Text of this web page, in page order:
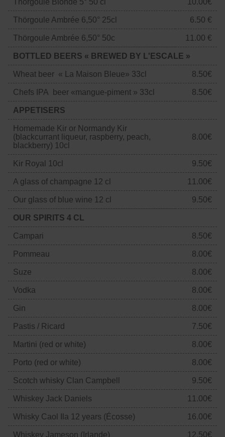
Thörgoule Blonde 5° 50 cl 10.00€
Thörgoule Ambrée 6,50° 25cl 6.50 €
Thörgoule Ambrée 6,50° 50c 11.00 €
BOTTLED BEERS « BREWED BY L'ESCALE »
Wheat beer « La Maison Bleue» 33cl 8.50€
Chefs IPA beer «mangue-piment » 33cl 8.50€
APPETISERS
Homemade Kir or Normandy Kir
(blackcurrant liqueur, raspberry, peach,
blackberry) 10cl
8.00€
Kir Royal 10cl 9.50€
A glass of champagne 12 cl 11.00€
Our glass of blue wine 12 cl 9.50€
OUR SPIRITS 4 CL
Campari 8.50€
Pommeau 8.00€
Suze 8.00€
Vodka 8.00€
Gin 8.00€
Pastis / Ricard 7.50€
Martini (red or white) 8.00€
Porto (red or white) 8.00€
Scotch whisky Clan Campbell 9.50€
Whiskey Jack Daniels 11.00€
Whisky Caol Ila 12 years (Écosse) 16.00€
Whiskey Jameson (Irlande) 12.50€